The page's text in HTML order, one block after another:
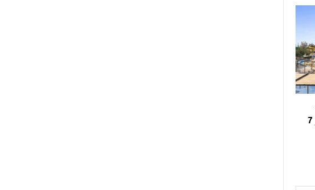
إطلاق طلبات مشاريع لإنجاز 7